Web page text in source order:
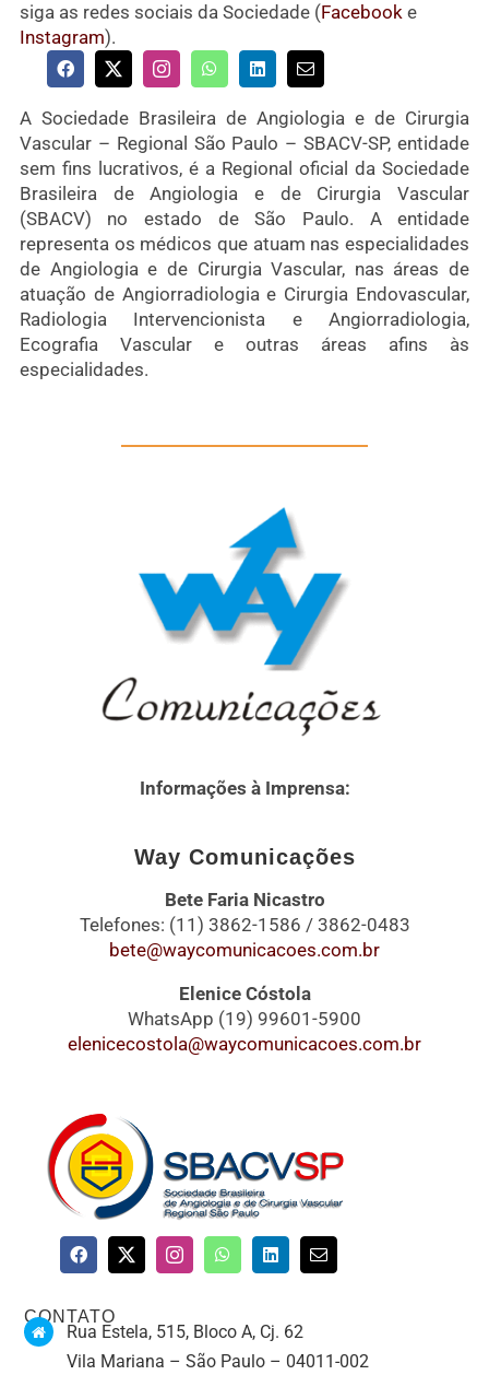
siga as redes sociais da Sociedade (Facebooke
Instagram).
A Sociedade Brasileira de Angiologia e de Cirurgia
Vascular – Regional São Paulo – SBACV-SP, entidade
sem fins lucrativos, é a Regional oficial da Sociedade
Brasileira de Angiologia e de Cirurgia Vascular
(SBACV) no estado de São Paulo. A entidade
representa os médicos que atuam nas especialidades
de Angiologia e de Cirurgia Vascular, nas áreas de
atuação de Angiorradiologia e Cirurgia Endovascular,
Radiologia Intervencionista e Angiorradiologia,
Ecografia Vascular e outras áreas afins às
especialidades.
Informações à Imprensa:
Way Comunicações
Bete Faria Nicastro
Telefones: (11) 3862-1586 / 3862-0483
bete@waycomunicacoes.com.br
Elenice Cóstola
WhatsApp (19) 99601-5900
elenicecostola@waycomunicacoes.com.br
CONTATO
Rua Estela, 515, Bloco A, Cj. 62
Vila Mariana – São Paulo – 04011-002